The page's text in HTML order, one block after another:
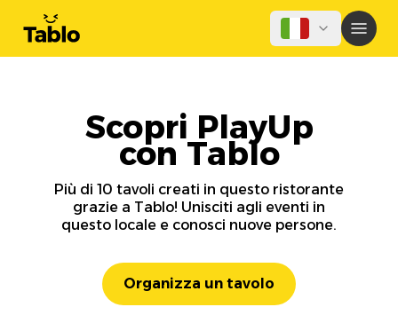
Scopri PlayUp
con Tablo
Più di 10 tavoli creati in questo ristorante
grazie a Tablo! Unisciti agli eventi in
questo locale e conosci nuove persone.
Organizza un tavolo